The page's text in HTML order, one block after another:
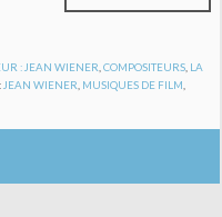
: JEAN WIENER COMPOSITEURS, LA
JEAN WIENER MUSIQUES DE FILM